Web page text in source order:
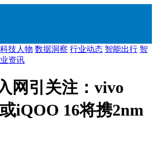
科技人物 数据洞察 行业动态 智能出行 智
资讯
网引关注：vivo
iQOO 16将携2nm